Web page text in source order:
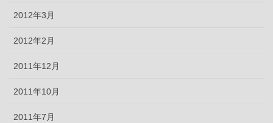
2012年3月
2012年2月
2011年12月
2011年10月
2011年7月